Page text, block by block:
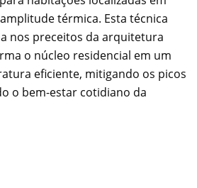
térmica. Esta técnica
nos preceitos da arquitetura
o núcleo residencial em um
eficiente, mitigando os picos
o bem-estar cotidiano da